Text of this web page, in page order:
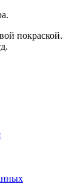
покраской.